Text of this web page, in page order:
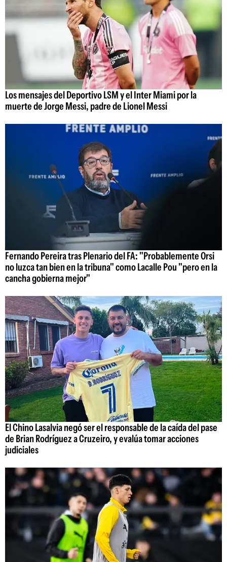
Los mensajes del Deportivo LSM y el Inter Miami por la
muerte de Jorge Messi, padre de Lionel Messi
Fernando Pereira tras Plenario del FA: "Probablemente Orsi
no luzca tan bien en la tribuna" como Lacalle Pou "pero en la
cancha gobierna mejor"
El Chino Lasalvia negó ser el responsable de la caída del pase
de Brian Rodríguez a Cruzeiro, y evalúa tomar acciones
judiciales